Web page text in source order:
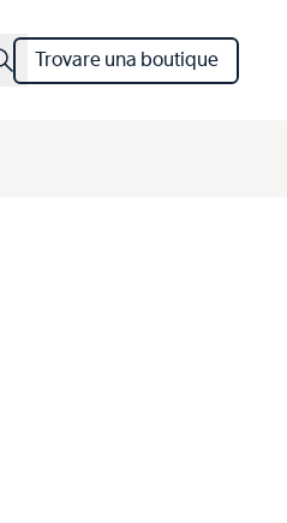
Trovare una boutique